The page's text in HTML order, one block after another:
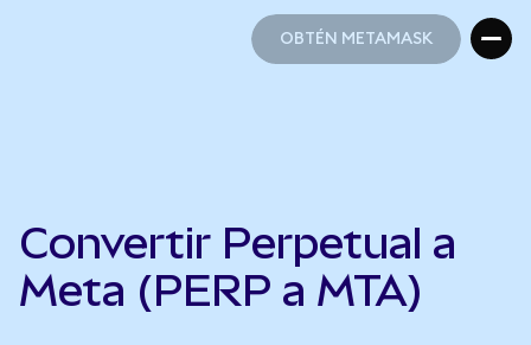
OBTÉN METAMASK
Convertir Perpetual a
Meta (PERP a MTA)